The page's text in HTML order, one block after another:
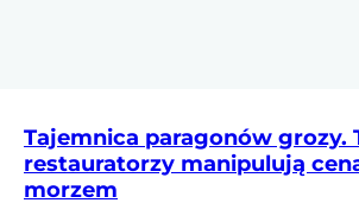
Tajemnica paragonów grozy.
restauratorzy manipulują
morzem